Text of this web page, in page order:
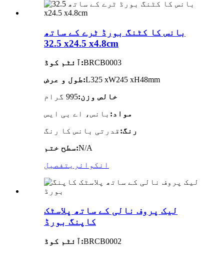
بانس کا کٹنگ بورڈ ٹرے کے ساتھ
32.5 x24.5 x4.8cm
آئٹم کوڈ:BRCB0003
طول و عرض:L325 xW245 xH48mm
خالص وزن:995 گرام
مواد: بانس، اے بی ایس
رنگ: قدرتی بانس کا رنگ
سطح ختم:N/A
انکوائری تفصیل
لیک پروف نالی کے ساتھ پلاسٹک
کاپنگ بورڈ
آئٹم کوڈ:BRCB0002